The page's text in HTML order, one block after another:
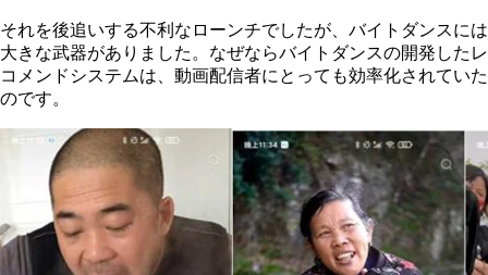
それを後追いする不利なローンチでしたが、バイトダンスには
大きな武器がありました。なぜならバイトダンスの開発したレ
コメンドシステムは、動画配信者にとっても効率化されていた
のです。